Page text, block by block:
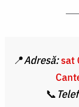
📍Adresă: sat
📞